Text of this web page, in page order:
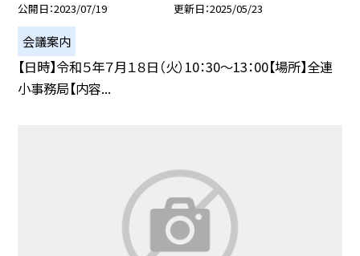
公開日 2023/07/19 更新日 2025/05/23
会議案内
【日時】令和５年７月１８日（火）10：30〜13：00【場所】全連
小事務局【内容...